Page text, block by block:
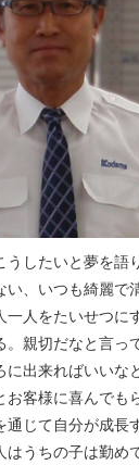
したいと夢を語
い、いつも綺麗で
一人をたいせつに
。親切だなと言っ
出来ればいいな
お客様に喜んでも
通じて自分が成長
はうちの子は勤め